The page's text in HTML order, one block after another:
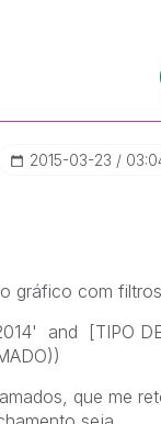
‎2015-03-23
gráfico com
and [TIPO
que me